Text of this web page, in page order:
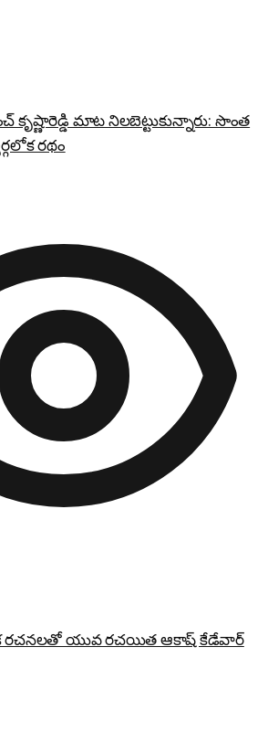
కృష్ణారెడ్డి మాట నిలబెట్టుకున్నారు: సొంత
రథం
రచనలతో యువ రచయిత ఆకాష్ కేడేవార్